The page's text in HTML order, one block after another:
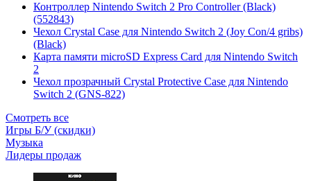
Контроллер Nintendo Switch 2 Pro Controller (Black)
(552843)
Чехол Сrystal Сase для Nintendo Switch 2 (Joy Con/4 gribs)
(Black)
Карта памяти microSD Express Card для Nintendo Switch
2
Чехол прозрачный Crystal Protective Case для Nintendo
Switch 2 (GNS-822)
Смотреть все
Игры Б/У (скидки)
Музыка
Лидеры продаж